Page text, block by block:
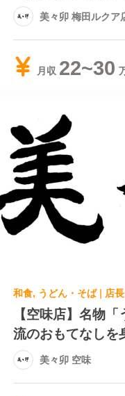
美々卯 梅田ルクア
月収 22~30
和食, うどん・そば | 店
【空味店】名物
流のおもてなしを
美々卯 空味